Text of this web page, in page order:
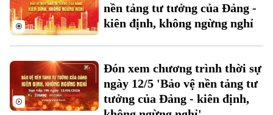
nền tảng tư tưởng của Đảng -
kiên định, không ngừng nghỉ
Đón xem chương trình thời sự
ngày 12/5 'Bảo vệ nền tảng tư
tưởng của Đảng - kiên định,